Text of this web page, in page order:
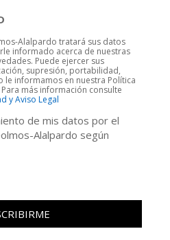
Alalpardo tratará sus datos
informado acerca de nuestras
Puede ejercer sus
supresión, portabilidad,
le informamos en nuestra Política
más información consulte
y Aviso Legal
de mis datos por el
Alalpardo según